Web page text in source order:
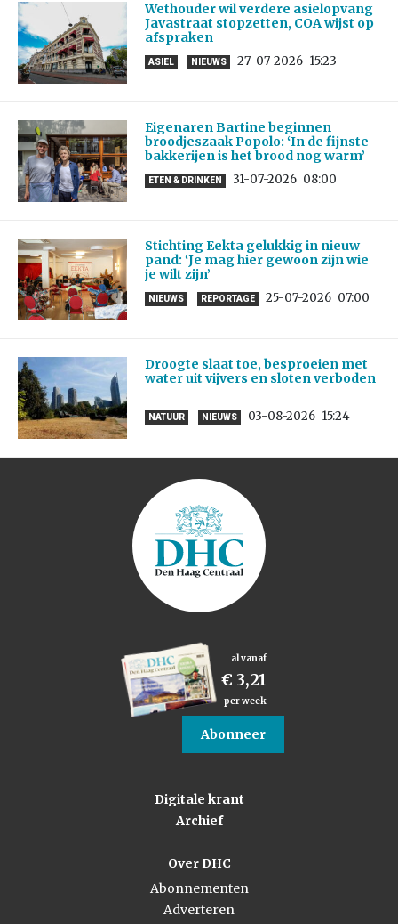
Wethouder wil verdere asielopvang
Javastraat stopzetten, COA wijst op
afspraken
ASIEL NIEUWS 27-07-2026 15:23
Eigenaren Bartine beginnen
broodjeszaak Popolo: ‘In de fijnste
bakkerijen is het brood nog warm’
ETEN & DRINKEN 31-07-2026 08:00
Stichting Eekta gelukkig in nieuw
pand: ‘Je mag hier gewoon zijn wie
je wilt zijn’
NIEUWS REPORTAGE 25-07-2026 07:00
Droogte slaat toe, besproeien met
water uit vijvers en sloten verboden
NATUUR NIEUWS 03-08-2026 15:24
al vanaf
€ 3,21
per week
Abonneer
Digitale krant
Archief
Over DHC
Abonnementen
Adverteren